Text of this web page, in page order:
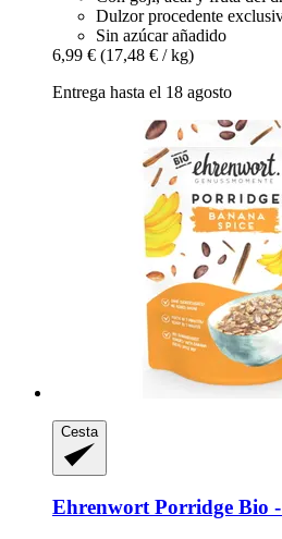
Dulzor procedente
Sin azúcar añadido
6,99 € (17,48 € / kg)
Entrega hasta el 18 agosto
Cesta
EhrenwortPorridge Bio -​